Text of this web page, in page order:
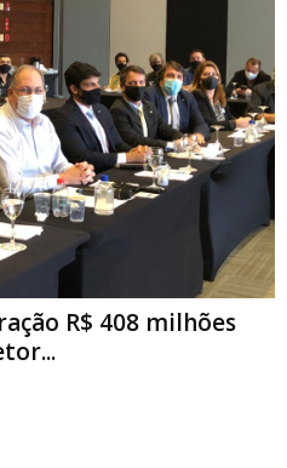
R$ 408 milhões